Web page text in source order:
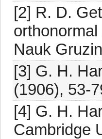
[2] R. D.
Nauk
[3] G. H.
(1906), 53-
[4] G. H.
Cambridge